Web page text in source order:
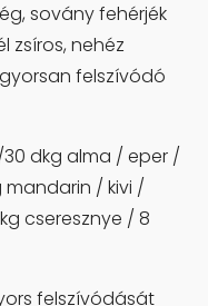
sovány fehérjék
zsíros, nehéz
felszívódó
dkg alma / eper /
/ kivi /
cseresznye / 8
felszívódását